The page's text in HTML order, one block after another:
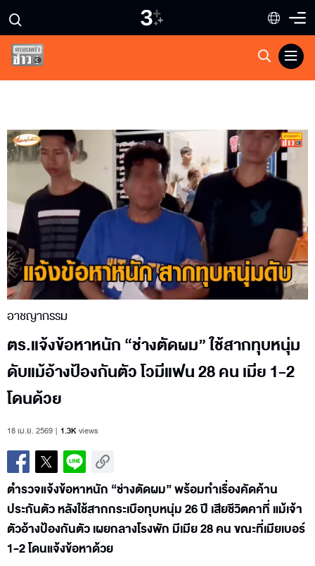
อาชญากรรม
ตร.แจ้งข้อหาหนัก “ช่างตัดผม” ใช้สากทุบหนุ่ม
ดับแม้อ้างป้องกันตัว โวมีแฟน 28 คน เมีย 1-2
โดนด้วย
18 เม.ย. 2569 1.3Kviews
ตำรวจแจ้งข้อหาหนัก “ช่างตัดผม” พร้อมทำเรื่องคัดค้าน
ประกันตัว หลังใช้สากกระเบือทุบหนุ่ม 26 ปี เสียชีวิตคาที่ แม้เจ้า
ตัวอ้างป้องกันตัว เผยกลางโรงพัก มีเมีย 28 คน ขณะที่เมียเบอร์
1-2 โดนแจ้งข้อหาด้วย